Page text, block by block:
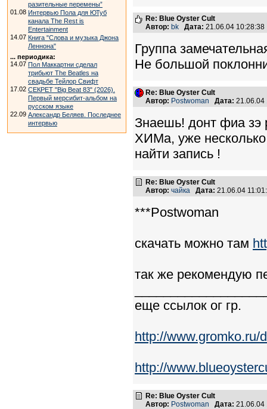
разительные перемены”
01.08 Интервью Пола для ЮТуб
канала The Rest is
Entertainment
14.07 Книга "Слова и музыка Джона
Леннона"
... периодика:
14.07 Пол Маккартни сделал
трибьют The Beatles на
свадьбе Тейлор Свифт
17.02 СЕКРЕТ "Big Beat 83" (2026).
Первый мерсибит-альбом на
русском языке
22.09 Александр Беляев. Последнее
интервью
Re: Blue Oyster Cult
Автор: bk Дата: 21.06.04
Группа
Не большой
Re: Blue Oyster Cult
Автор: Postwoman Дата:
Знаешь! донт фиа зэ
ХИМа, уже несколько
найти запись !
Re: Blue Oyster Cult
Автор: чайка Дата: 21.06.04
***Postwoman
скачать можно там
так же рекомендую
еще ссылок ог гр.
http://www.gromko.ru/
http://
Re: Blue Oyster Cult
Автор: Postwoman Дата: